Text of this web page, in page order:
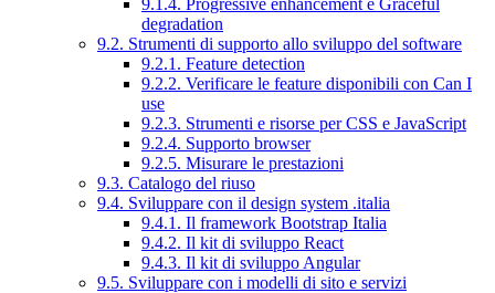
degradation
9.2. Strumenti di supporto allo sviluppo del software
9.2.1. Feature detection
9.2.2. Verificare le feature disponibili con Can I
use
9.2.3. Strumenti e risorse per CSS e JavaScript
9.2.4. Supporto browser
9.2.5. Misurare le prestazioni
9.3. Catalogo del riuso
9.4. Sviluppare con il design system .italia
9.4.1. Il framework Bootstrap Italia
9.4.2. Il kit di sviluppo React
9.4.3. Il kit di sviluppo Angular
9.5. Sviluppare con i modelli di sito e servizi